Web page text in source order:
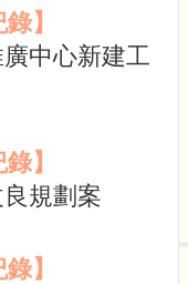
錄】
中心新建工
錄】
規劃案
錄】